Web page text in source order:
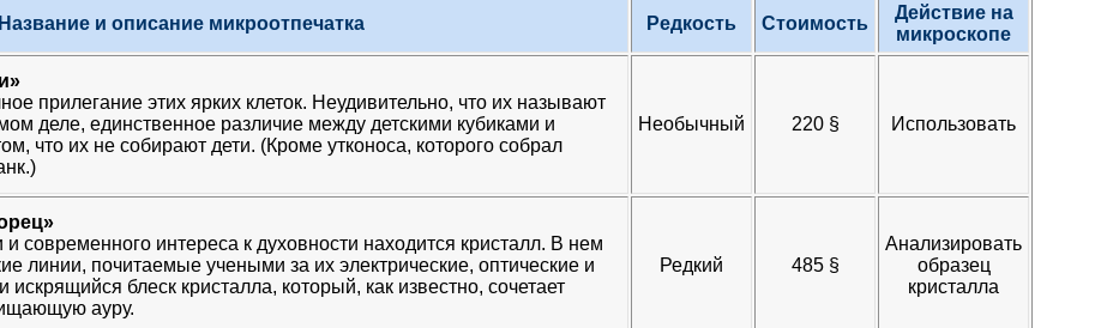
Название и описание микроотпечатка Редкость Стоимость
Действие на
микроскопе
прилегание этих ярких клеток. Неудивительно, что их называют
деле, единственное различие между детскими кубиками и
что их не собирают дети. (Кроме утконоса, которого собрал
Необычный 220 §​ Использовать
и современного интереса к духовности находится кристалл. В нем
линии, почитаемые учеными за их электрические, оптические и
блеск кристалла, который, как известно, сочетает
ауру.
Редкий 485 §​
Анализировать
образец
кристалла